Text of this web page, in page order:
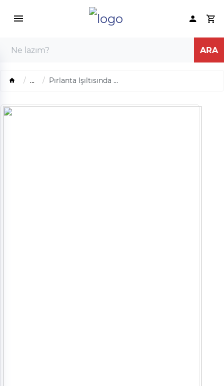
... Pırlanta Işıltısında ...